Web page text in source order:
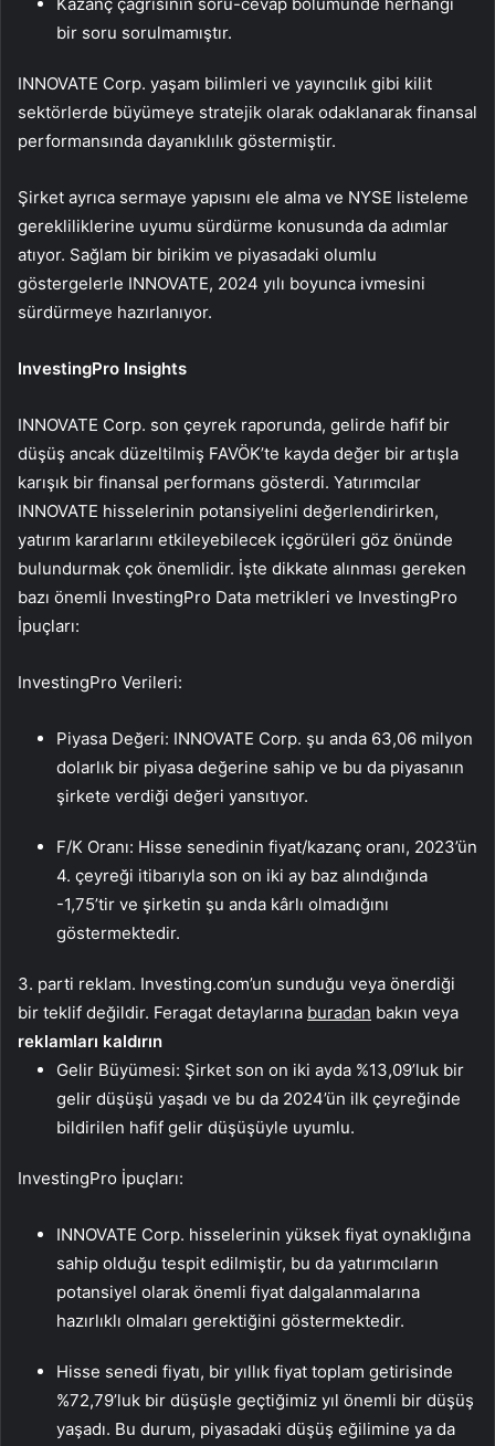
bir soru sorulmamıştır.
INNOVATE Corp. yaşam bilimleri ve yayıncılık gibi kilit
sektörlerde büyümeye stratejik olarak odaklanarak finansal
performansında dayanıklılık göstermiştir.
Şirket ayrıca sermaye yapısını ele alma ve NYSE listeleme
gerekliliklerine uyumu sürdürme konusunda da adımlar
atıyor. Sağlam bir birikim ve piyasadaki olumlu
göstergelerle INNOVATE, 2024 yılı boyunca ivmesini
sürdürmeye hazırlanıyor.
InvestingPro Insights
INNOVATE Corp. son çeyrek raporunda, gelirde hafif bir
düşüş ancak düzeltilmiş FAVÖK’te kayda değer bir artışla
karışık bir finansal performans gösterdi. Yatırımcılar
INNOVATE hisselerinin potansiyelini değerlendirirken,
yatırım kararlarını etkileyebilecek içgörüleri göz önünde
bulundurmak çok önemlidir. İşte dikkate alınması gereken
bazı önemli InvestingPro Data metrikleri ve InvestingPro
İpuçları:
InvestingPro Verileri:
Piyasa Değeri: INNOVATE Corp. şu anda 63,06 milyon
dolarlık bir piyasa değerine sahip ve bu da piyasanın
şirkete verdiği değeri yansıtıyor.
F/K Oranı: Hisse senedinin fiyat/kazanç oranı, 2023’ün
4. çeyreği itibarıyla son on iki ay baz alındığında
-1,75’tir ve şirketin şu anda kârlı olmadığını
göstermektedir.
3. parti reklam. Investing.com’un sunduğu veya önerdiği
bir teklif değildir. Feragat detaylarına buradan bakın veya
reklamları kaldırın
Gelir Büyümesi: Şirket son on iki ayda %13,09’luk bir
gelir düşüşü yaşadı ve bu da 2024’ün ilk çeyreğinde
bildirilen hafif gelir düşüşüyle uyumlu.
InvestingPro İpuçları:
INNOVATE Corp. hisselerinin yüksek fiyat oynaklığına
sahip olduğu tespit edilmiştir, bu da yatırımcıların
potansiyel olarak önemli fiyat dalgalanmalarına
hazırlıklı olmaları gerektiğini göstermektedir.
Hisse senedi fiyatı, bir yıllık fiyat toplam getirisinde
%72,79’luk bir düşüşle geçtiğimiz yıl önemli bir düşüş
yaşadı. Bu durum, piyasadaki düşüş eğilimine ya da